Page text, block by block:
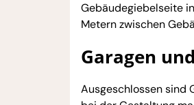
Gebäudegiebelseite
Metern zwischen
Garagen
Ausgeschlossen sind